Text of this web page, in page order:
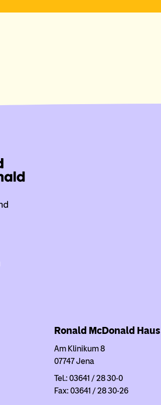
Ronald McDonald Haus
Am Klinikum 8
07747 Jena
Tel.: 03641 / 28 30-0
Fax: 03641 / 28 30-26